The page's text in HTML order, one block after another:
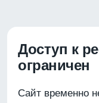
Доступ к
ограничен
Сайт временно